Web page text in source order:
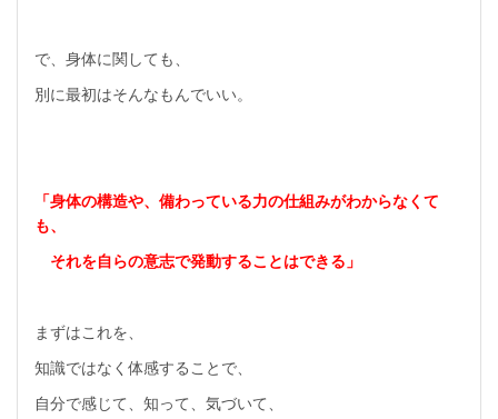
で、身体に関しても、
別に最初はそんなもんでいい。
「身体の構造や、備わっている力の仕組みがわからなくて
も、
それを自らの意志で発動することはできる」
まずはこれを、
知識ではなく体感することで、
自分で感じて、知って、気づいて、